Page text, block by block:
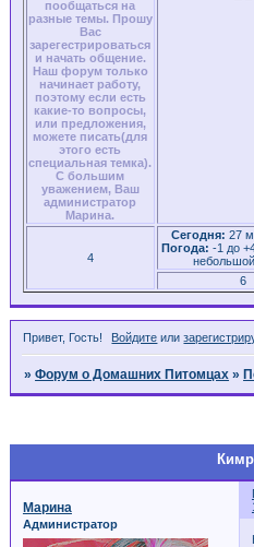
пообщаться на
разные темы. Прошу
Вас
зарегестрироваться
и начать общение.
Наш форум только
начинает работу,
поэтому если есть
какие-то вопросы,
или предложения,
можете писать(для
этого есть
специальная темка).
С большим
уважением, Ваш
администратор
Марина.
4
Сегодня: 27
Погода: -1 до
6
Привет, Гость! Войдите или
»Форум о Домашних Питомцах »
Марина
Администратор